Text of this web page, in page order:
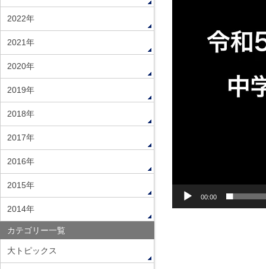
00:00
2022年
2021年
2020年
2019年
2018年
2017年
2016年
2015年
2014年
カテゴリー一覧
大トピックス